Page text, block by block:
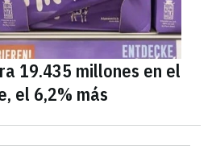
19.435 millones en el
el 6,2% más